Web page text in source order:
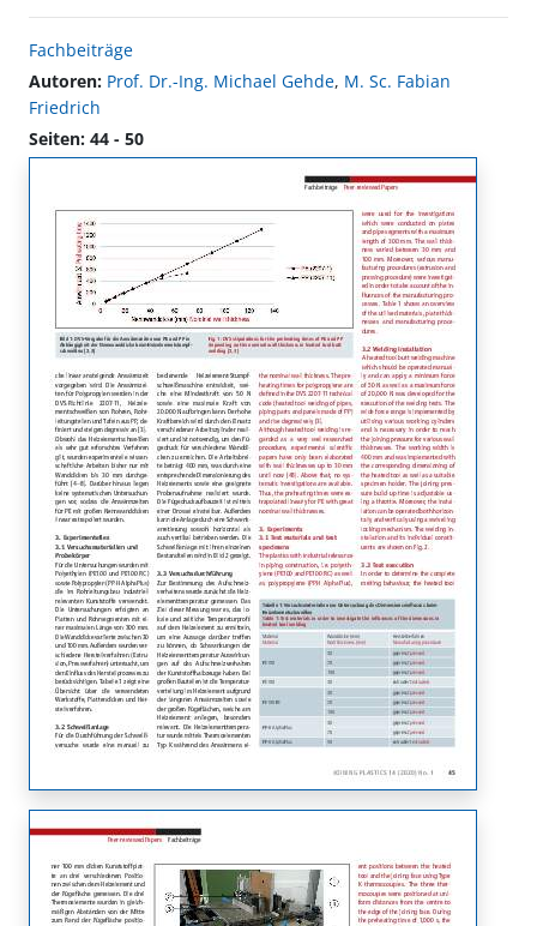
Fachbeiträge
Autoren: Prof. Dr.-Ing. Michael Gehde, M. Sc. Fabian
Friedrich
Seiten: 44 - 50